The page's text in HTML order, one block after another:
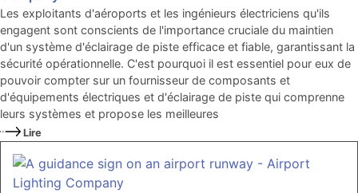
Les exploitants d'aéroports et les ingénieurs électriciens qu'ils
engagent sont conscients de l'importance cruciale du maintien
d'un système d'éclairage de piste efficace et fiable, garantissant la
sécurité opérationnelle. C'est pourquoi il est essentiel pour eux de
pouvoir compter sur un fournisseur de composants et
d'équipements électriques et d'éclairage de piste qui comprenne
leurs systèmes et propose les meilleures
Lire